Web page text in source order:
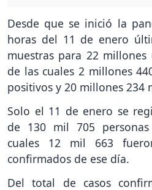
Desde que se inició la
horas del 11 de enero
muestras para 22
de las cuales 2 millones
positivos y 20 millones 234
Solo el 11 de enero se
de 130 mil 705
cuales 12 mil 663
confirmados de ese día.
Del total de casos